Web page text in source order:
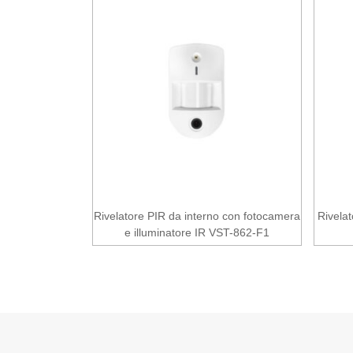
Rivelatore PIR da interno con fotocamera
e illuminatore IR VST-862-F1